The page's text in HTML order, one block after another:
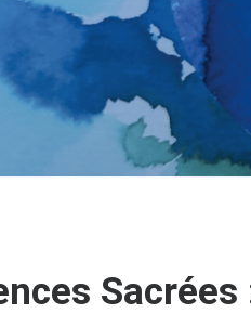
Sacrées